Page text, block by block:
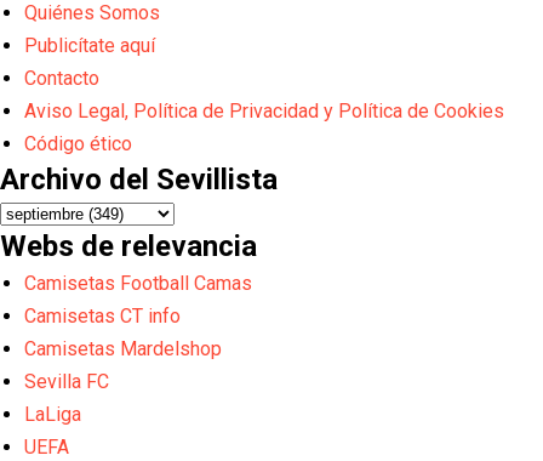
Quiénes Somos
Publicítate aquí
Contacto
Aviso Legal, Política de Privacidad y Política de Cookies
Código ético
Archivo del Sevillista
Webs de relevancia
Camisetas Football Camas
Camisetas CT info
Camisetas Mardelshop
Sevilla FC
LaLiga
UEFA